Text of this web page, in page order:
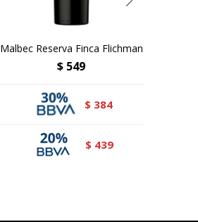
Malbec Reserva Finca Flichman
$ 549
$ 384
$ 439